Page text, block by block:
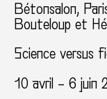
Bétonsalon
Bouteloup et
Science versus
10 avril – 6 juin